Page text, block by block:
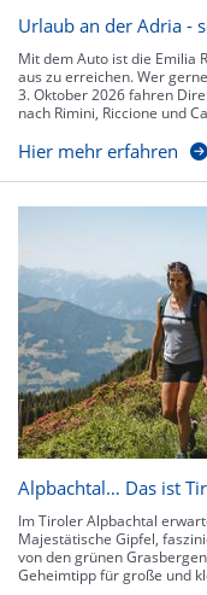
Urlaub an der Adria -
Mit dem Auto ist die Emilia
aus zu erreichen. Wer
3. Oktober 2026 fahren
nach Rimini, Riccione und
Hier mehr erfahren
Alpbachtal… Das ist
Im Tiroler Alpbachtal
Majestätische Gipfel,
von den grünen
Geheimtipp für große und